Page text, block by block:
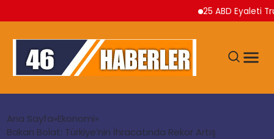
25 ABD Eyaleti
Ana Sayfa Ekonomi
Bakan Bolat: Türkiye’nin İhracatında Rekor Artış